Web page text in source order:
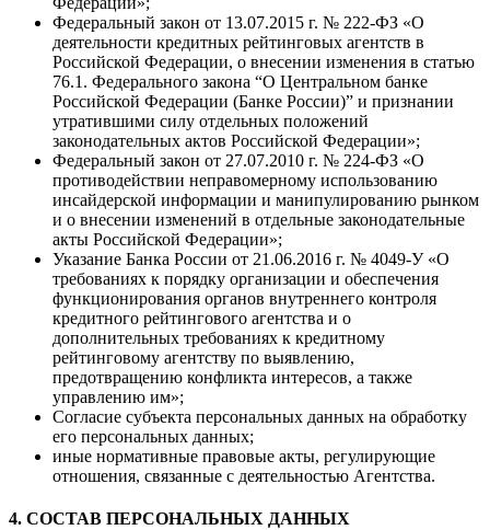
Федеральный закон от 13.07.2015 г. № 222-ФЗ «О
деятельности кредитных рейтинговых агентств в
Российской Федерации, о внесении изменения в статью
76.1. Федерального закона “О Центральном банке
Российской Федерации (Банке России)” и признании
утратившими силу отдельных положений
законодательных актов Российской Федерации»;
Федеральный закон от 27.07.2010 г. № 224-ФЗ «О
противодействии неправомерному использованию
инсайдерской информации и манипулированию рынком
и о внесении изменений в отдельные законодательные
акты Российской Федерации»;
Указание Банка России от 21.06.2016 г. № 4049-У «О
требованиях к порядку организации и обеспечения
функционирования органов внутреннего контроля
кредитного рейтингового агентства и о
дополнительных требованиях к кредитному
рейтинговому агентству по выявлению,
предотвращению конфликта интересов, а также
управлению им»;
Согласие субъекта персональных данных на обработку
его персональных данных;
иные нормативные правовые акты, регулирующие
отношения, связанные с деятельностью Агентства.
4. СОСТАВ ПЕРСОНАЛЬНЫХ ДАННЫХ